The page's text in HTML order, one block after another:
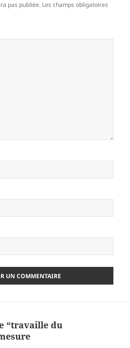
pas publiée. Les champs obligatoires
“travaille du